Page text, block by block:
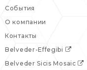
События
О компании
Контакты
Belveder-Effegibi
Belveder Sicis Mosaic